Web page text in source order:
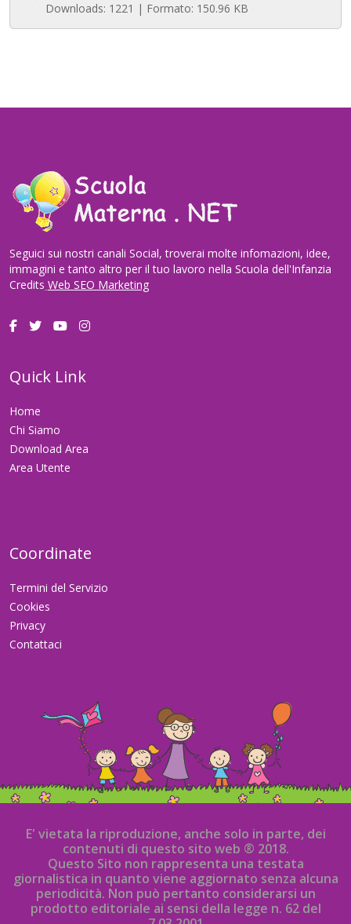
Downloads: 1221 | Formato: 150.96 KB
Seguici sui nostri canali Social, troverai molte infomazioni, idee,
immagini e tanto altro per il tuo lavoro nella Scuola dell'Infanzia
Credits Web SEO Marketing
Quick Link
Home
Chi Siamo
Download Area
Area Utente
Coordinate
Termini del Servizio
Cookies
Privacy
Contattaci
E' vietata la riproduzione, anche solo in parte, dei
contenuti di questo sito web ® 2018.
Questo Sito non rappresenta una testata
giornalistica in quanto viene aggiornato senza alcuna
periodicità. Non può pertanto considerarsi un
prodotto editoriale ai sensi della legge n. 62 del